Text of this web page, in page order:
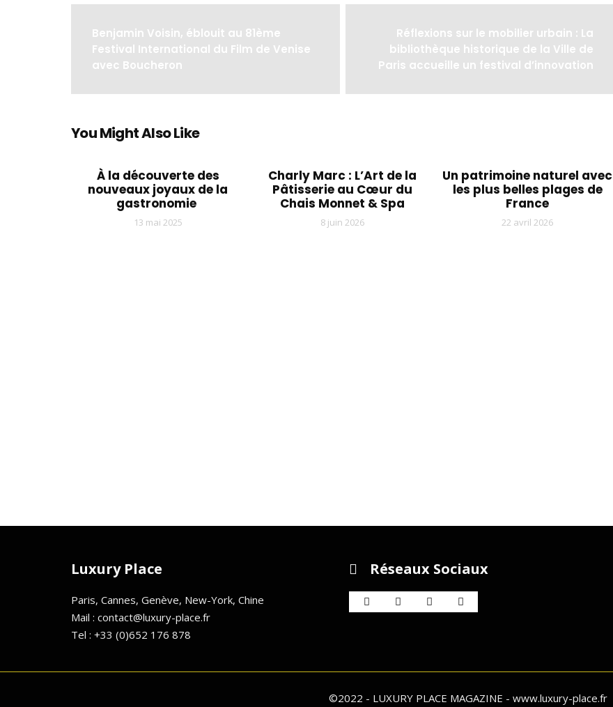
Benjamin Voisin, éblouit au 81ème
Festival International du Film de Venise
avec Boucheron
Réflexions sur le mobilier urbain : La
bibliothèque historique de la Ville de
Paris accueille un festival d’innovation
You Might Also Like
À la découverte des
nouveaux joyaux de la
gastronomie
13 mai 2025
Charly Marc : L’Art de la
Pâtisserie au Cœur du
Chais Monnet & Spa
8 juin 2026
Un patrimoine naturel avec
les plus belles plages de
France
22 avril 2026
Luxury Place
Paris, Cannes, Genève, New-York, Chine
Mail : contact@luxury-place.fr
Tel : +33 (0)652 176 878
Réseaux Sociaux
©2022 - LUXURY PLACE MAGAZINE - www.luxury-place.fr